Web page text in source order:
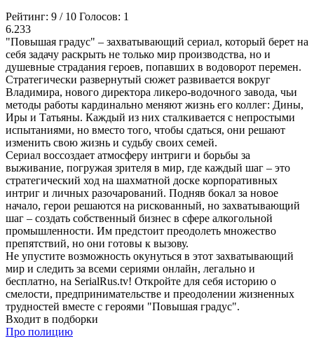
Рейтинг: 9 / 10 Голосов: 1
6.233
"Повышая градус" – захватывающий сериал, который берет на
себя задачу раскрыть не только мир производства, но и
душевные страдания героев, попавших в водоворот перемен.
Стратегически развернутый сюжет развивается вокруг
Владимира, нового директора ликеро-водочного завода, чьи
методы работы кардинально меняют жизнь его коллег: Дины,
Иры и Татьяны. Каждый из них сталкивается с непростыми
испытаниями, но вместо того, чтобы сдаться, они решают
изменить свою жизнь и судьбу своих семей.
Сериал воссоздает атмосферу интриги и борьбы за
выживание, погружая зрителя в мир, где каждый шаг – это
стратегический ход на шахматной доске корпоративных
интриг и личных разочарований. Подняв бокал за новое
начало, герои решаются на рискованный, но захватывающий
шаг – создать собственный бизнес в сфере алкогольной
промышленности. Им предстоит преодолеть множество
препятствий, но они готовы к вызову.
Не упустите возможность окунуться в этот захватывающий
мир и следить за всеми сериями онлайн, легально и
бесплатно, на SerialRus.tv! Откройте для себя историю о
смелости, предпринимательстве и преодолении жизненных
трудностей вместе с героями "Повышая градус".
Входит в подборки
Про полицию